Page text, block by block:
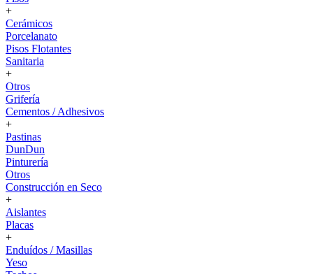
+
Cerámicos
Porcelanato
Pisos Flotantes
Sanitaria
+
Otros
Grifería
Cementos / Adhesivos
+
Pastinas
DunDun
Pinturería
Otros
Construcción en Seco
+
Aislantes
Placas
+
Enduídos / Masillas
Yeso